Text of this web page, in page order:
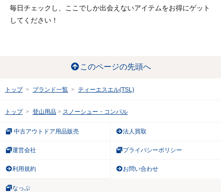
毎日チェックし、ここでしか出会えないアイテムをお得にゲット
してください！
このページの先頭へ
トップ ブランド一覧 ティーエスエル(TSL)
トップ 登山用品 スノーシュー・コンパル
中古アウトドア用品販売 法人買取
運営会社 プライバシーポリシー
利用規約 お問い合わせ
なっぷ